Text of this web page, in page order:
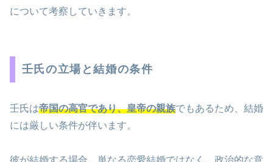
について考察していきます。
壬氏の立場と結婚の条件
壬氏は帝国の高官であり、皇帝の親族でもあるため、結婚
には厳しい条件が伴います。